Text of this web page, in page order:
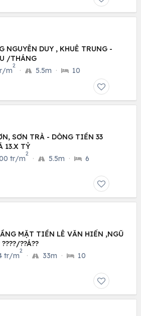
NGUYỄN DUY , KHUÊ TRUNG -
/THÁNG
m
2
· 5.5m · 10
SƠN TRÀ - DÒNG TIỀN 33
13.X TỶ
tr/m
2
· 5.5m · 6
MẶT TIỀN LÊ VĂN HIẾN ,NGŨ
??Á??
tr/m
2
· 33m · 10